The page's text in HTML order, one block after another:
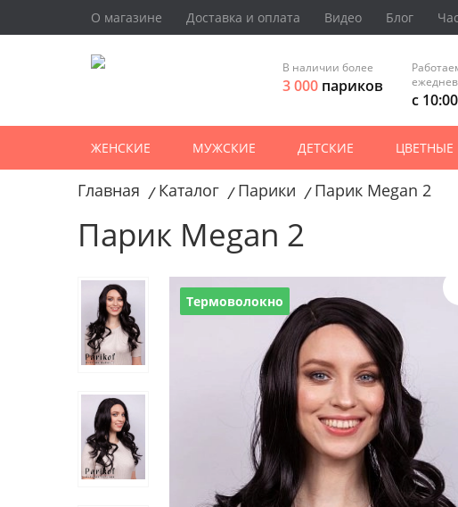
О магазине Доставка и оплата Видео Блог
В наличии более
3 000 париков
с
ЖЕНСКИЕ МУЖСКИЕ ДЕТСКИЕ ЦВЕТНЫЕ
Главная / Каталог / Парики / Парик Megan 2
Парик Megan 2
Термоволокно